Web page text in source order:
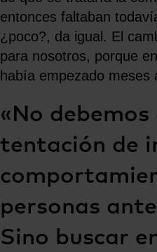
entonces faltaban
¿poco?, da igual. El
para nosotros, porque
había empezado meses
«No debemos
tentación de
personas
Sino buscar